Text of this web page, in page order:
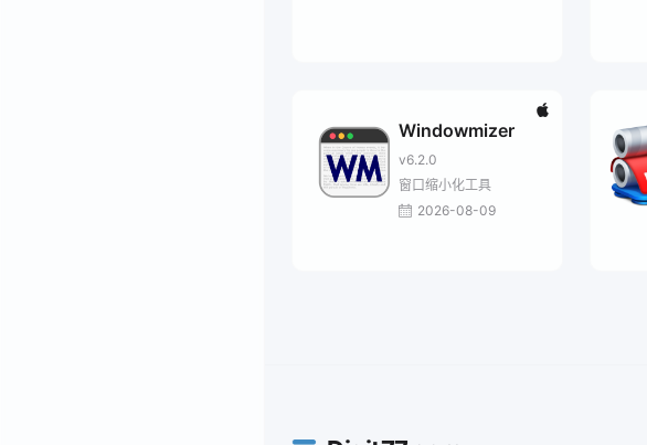
Windowmizer
v6.2.0
窗口缩小化工具
2026-08-09